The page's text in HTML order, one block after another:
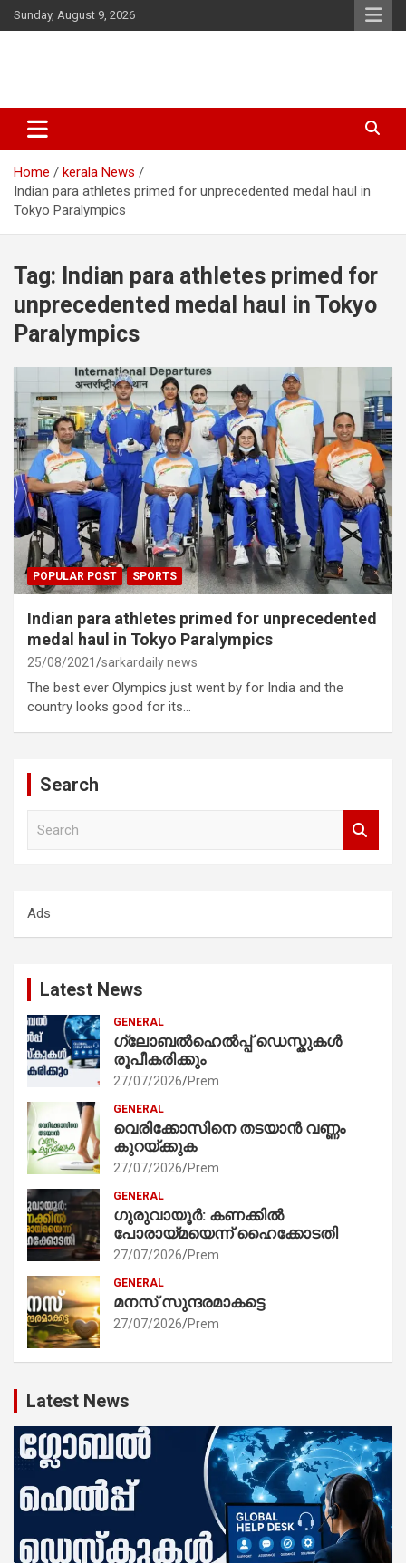
Skip
to
Sunday, August 9, 2026
Sarkardaily : Breaking News |
Latest Malayalam News | Latest
English News
India. Politics News Events. Sports News. Movie News. Lifestyle
News.
Home
kerala News
Indian para athletes primed for unprecedented medal haul in
Tokyo Paralympics
Tag: Indian para athletes primed for
unprecedented medal haul in Tokyo
Paralympics
POPULAR POST SPORTS
Indian para athletes primed for unprecedented
medal haul in Tokyo Paralympics
25/08/2021 sarkardaily news
The best ever Olympics just went by for India and the
country looks good for its…
Search
h
Ads
Latest News
GENERAL
ഗ്ലോബൽഹെൽപ്പ് ഡെസ്കുകൾ
രൂപീകരിക്കും
27/07/2026 Prem
GENERAL
വെരിക്കോസിനെ തടയാൻ വണ്ണം
കുറയ്ക്കുക
27/07/2026 Prem
GENERAL
ഗുരുവായൂർ: കണക്കിൽ
പോരായ്മയെന്ന് ഹൈക്കോടതി
27/07/2026 Prem
GENERAL
മനസ് സുന്ദരമാകട്ടെ
27/07/2026 Prem
Latest News